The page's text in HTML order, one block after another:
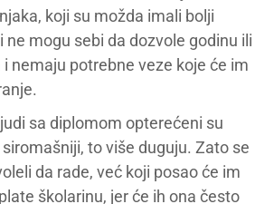
koji su možda imali bolji
ne mogu sebi da dozvole godinu ili
nemaju potrebne veze koje će im
sa diplomom opterećeni su
to više duguju. Zato se
da rade, već koji posao će im
školarinu, jer će ih ona često